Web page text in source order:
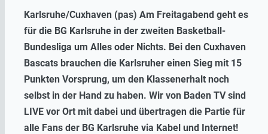
Karlsruhe/Cuxhaven (pas) Am Freitagabend geht es
für die BG Karlsruhe in der zweiten Basketball-
Bundesliga um Alles oder Nichts. Bei den Cuxhaven
Bascats brauchen die Karlsruher einen Sieg mit 15
Punkten Vorsprung, um den Klassenerhalt noch
selbst in der Hand zu haben. Wir von Baden TV sind
LIVE vor Ort mit dabei und übertragen die Partie für
alle Fans der BG Karlsruhe via Kabel und Internet!